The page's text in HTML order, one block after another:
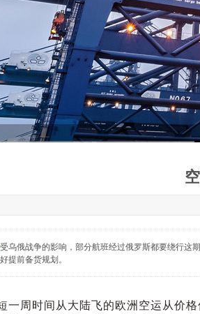
受乌俄战争的影响，部分航班经过俄罗斯都要绕行这
提前备货规划。
周时间从大陆飞的欧洲空运从价格